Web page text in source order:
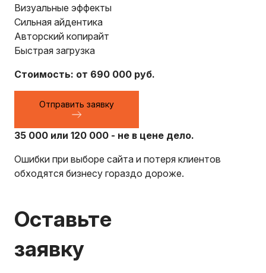
Визуальные эффекты
Сильная айдентика
Авторский копирайт
Быстрая загрузка
Стоимость: от 690 000 руб.
Отправить заявку
35 000 или 120 000 - не в цене дело.
Ошибки при выборе сайта и потеря клиентов
обходятся бизнесу гораздо дороже.
Оставьте
заявку